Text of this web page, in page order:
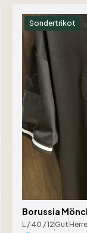
Sondertrikot
Borussia
L / 40 / 12Gut